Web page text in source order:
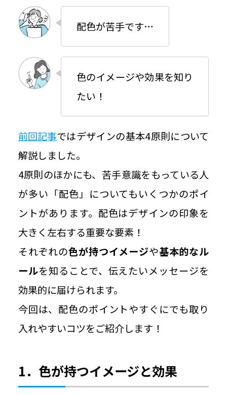
Japan Color認証について
ご利用規約
配色が苦手です…
色のイメージや効果を知り
たい！
前回記事ではデザインの基本4原則について
解説しました。
4原則のほかにも、苦手意識をもっている人
が多い「配色」についてもいくつかのポイ
ントがあります。配色はデザインの印象を
大きく左右する重要な要素！
それぞれの色が持つイメージや基本的なル
ールを知ることで、伝えたいメッセージを
効果的に届けられます。
今回は、配色のポイントやすぐにでも取り
入れやすいコツをご紹介します！
1．色が持つイメージと効果